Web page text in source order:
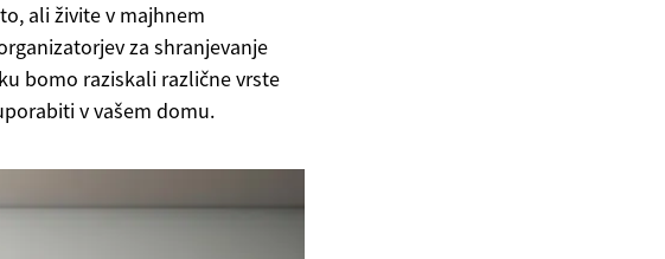
ali živite v majhnem
za shranjevanje
bomo raziskali različne vrste
v vašem domu.